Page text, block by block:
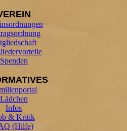
Spenden
Lädchen
Infos
& Kritik
(Hilfe)